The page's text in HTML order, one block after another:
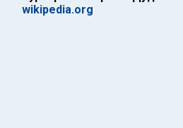
wikipedia.org